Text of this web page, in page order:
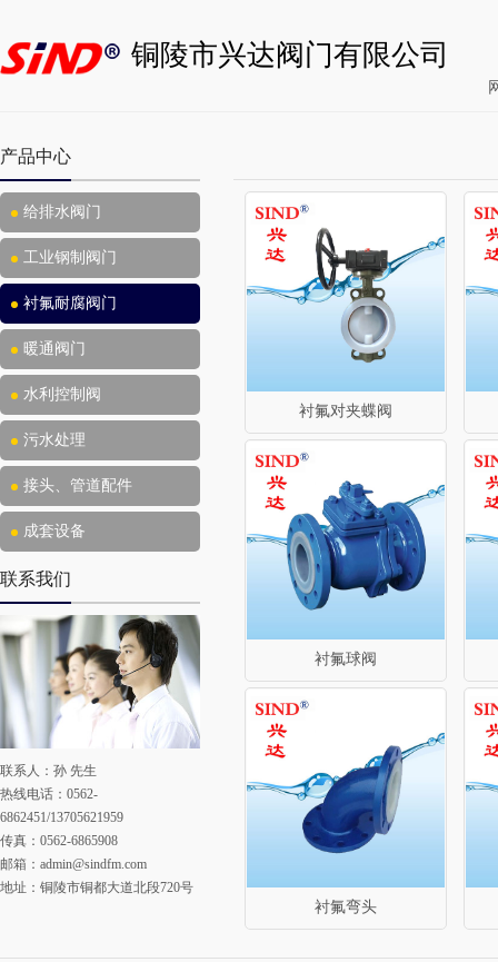
铜陵市兴达阀门有限公司
产品中心
给排水阀门
工业钢制阀门
衬氟耐腐阀门
暖通阀门
水利控制阀
污水处理
接头、管道配件
成套设备
联系我们
联系人：孙 先生
热线电话：0562-
6862451/13705621959
传真：0562-6865908
邮箱： admin@sindfm.com
地址：铜陵市铜都大道北段720号
衬氟对夹蝶阀
衬氟球阀
衬氟弯头